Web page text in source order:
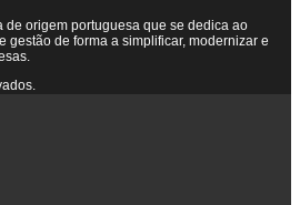
de origem portuguesa que se dedica ao
gestão de forma a simplificar, modernizar e